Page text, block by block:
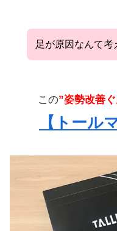
足が原因なんて考
この”姿勢改善
【トール